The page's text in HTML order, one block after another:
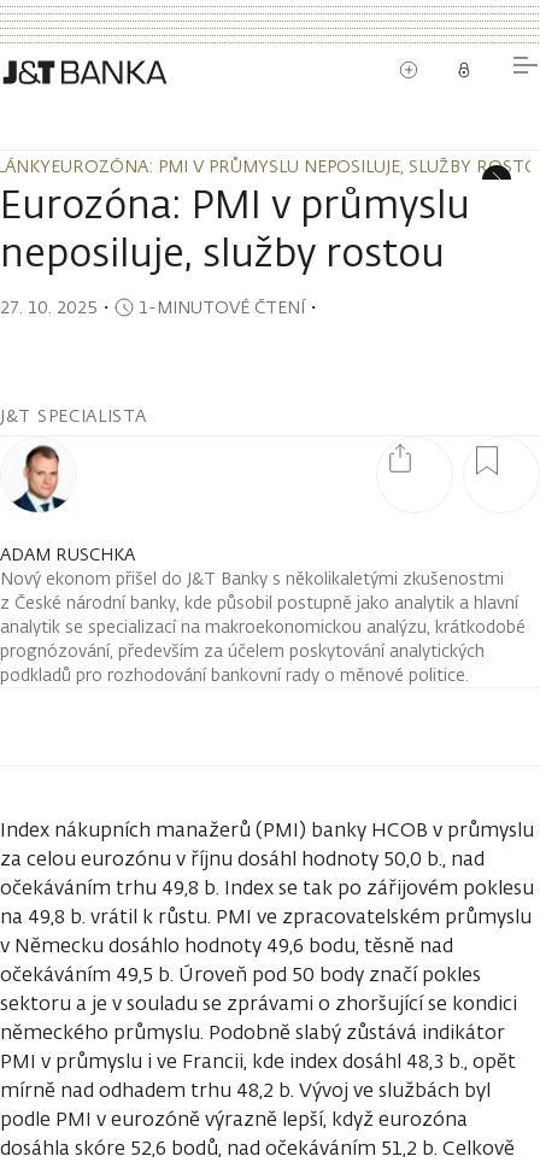
EUROZÓNA: PMI V PRŮMYSLU NEPOSILUJE, SLUŽBY
EUROZÓNA: PMI V PRŮMYSLU NEPOSILUJE, SLUŽBY
Eurozóna: PMI v průmyslu
neposiluje, služby rostou
27. 10. 2025 ・ 1-MINUTOVÉ ČTENÍ・
J&T SPECIALISTA
ADAM RUSCHKA
Nový ekonom přišel do J&T Banky s několikaletými zkušenostmi
z České národní banky, kde působil postupně jako analytik a hlavní
analytik se specializací na makroekonomickou analýzu, krátkodobé
prognózování, především za účelem poskytování analytických
podkladů pro rozhodování bankovní rady o měnové politice.
Index nákupních manažerů (PMI) banky HCOB v průmyslu
za celou eurozónu v říjnu dosáhl hodnoty 50,0 b., nad
očekáváním trhu 49,8 b. Index se tak po zářijovém poklesu
na 49,8 b. vrátil k růstu. PMI ve zpracovatelském průmyslu
v Německu dosáhlo hodnoty 49,6 bodu, těsně nad
očekáváním 49,5 b. Úroveň pod 50 body značí pokles
sektoru a je v souladu se zprávami o zhoršující se kondici
německého průmyslu. Podobně slabý zůstává indikátor
PMI v průmyslu i ve Francii, kde index dosáhl 48,3 b., opět
mírně nad odhadem trhu 48,2 b. Vývoj ve službách byl
podle PMI v eurozóně výrazně lepší, když eurozóna
dosáhla skóre 52,6 bodů, nad očekáváním 51,2 b. Celkově